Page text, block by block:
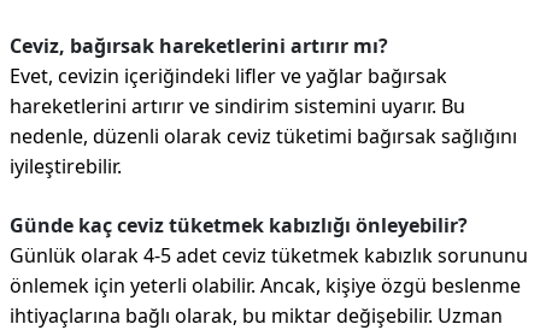
Ceviz, bağırsak hareketlerini artırır mı?
Evet, cevizin içeriğindeki lifler ve yağlar bağırsak
hareketlerini artırır ve sindirim sistemini uyarır. Bu
nedenle, düzenli olarak ceviz tüketimi bağırsak sağlığını
iyileştirebilir.
Günde kaç ceviz tüketmek kabızlığı önleyebilir?
Günlük olarak 4-5 adet ceviz tüketmek kabızlık sorununu
önlemek için yeterli olabilir. Ancak, kişiye özgü beslenme
ihtiyaçlarına bağlı olarak, bu miktar değişebilir. Uzman